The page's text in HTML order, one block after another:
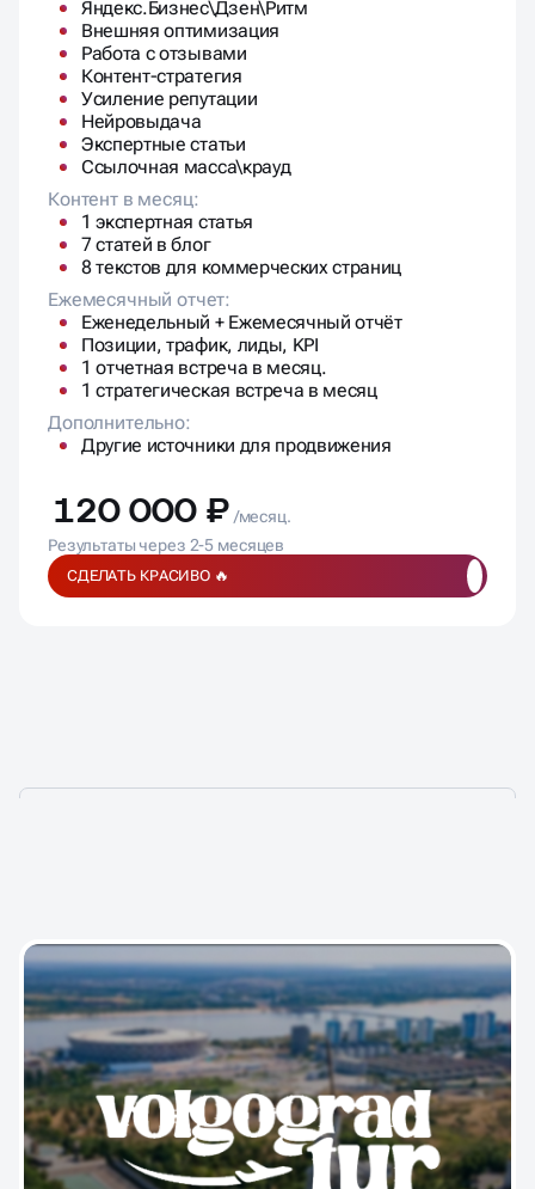
Яндекс.Бизнес\Дзен\Ритм
Внешняя оптимизация
Работа с отзывами
Контент-стратегия
Усиление репутации
Нейровыдача
Экспертные статьи
Ссылочная масса\крауд
Контент в месяц:
1 экспертная статья
7 статей в блог
8 текстов для коммерческих страниц
Ежемесячный отчет:
Еженедельный + Ежемесячный отчёт
Позиции, трафик, лиды, KPI
1 отчетная встреча в месяц.
1 стратегическая встреча в месяц
Дополнительно:
Другие источники для продвижения
120 000 ₽ /месяц.
Результаты через 2-5 месяцев
СДЕЛАТЬ КРАСИВО 🔥